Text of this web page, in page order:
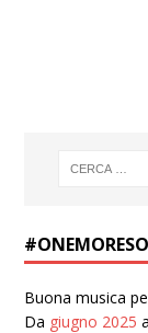
Buona musica
Da giugno 2025